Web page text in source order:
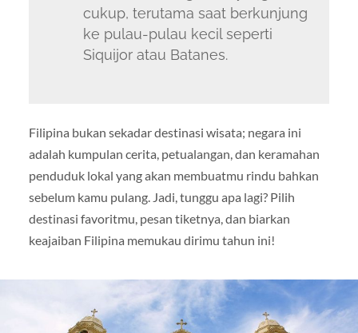
cukup, terutama saat berkunjung
ke pulau-pulau kecil seperti
Siquijor atau Batanes.
Filipina bukan sekadar destinasi wisata; negara ini
adalah kumpulan cerita, petualangan, dan keramahan
penduduk lokal yang akan membuatmu rindu bahkan
sebelum kamu pulang. Jadi, tunggu apa lagi? Pilih
destinasi favoritmu, pesan tiketnya, dan biarkan
keajaiban Filipina memukau dirimu tahun ini!